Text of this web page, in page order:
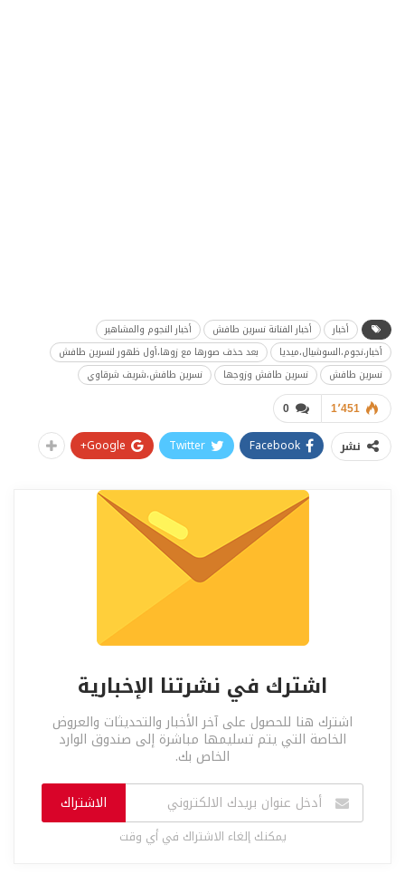
أخبار أخبار الفنانة نسرين طافش
أخبار النجوم والمشاهير
أخبار،نجوم،السوشيال،ميديا
بعد حذف صورها مع زوها،أول ظهور لنسرين طافش
نسرين طافش
نسرين طافش وزوجها نسرين طافش،شريف شرقاوي
0 1٬451
نشر Facebook
Twitter
Google+
اشترك في نشرتنا الإخبارية
اشترك هنا للحصول على آخر الأخبار والتحديثات والعروض
الخاصة التي يتم تسليمها مباشرة إلى صندوق الوارد
الخاص بك.
الاشتراك
يمكنك إلغاء الاشتراك في أي وقت